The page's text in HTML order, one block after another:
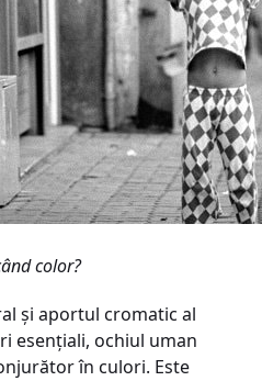
color?
şi aportul cromatic al
esenţiali, ochiul uman
în culori. Este